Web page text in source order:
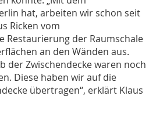
hat, arbeiten wir schon seit
Ricken vom
Restaurierung der Raumschale
an den Wänden aus.
der Zwischendecke waren noch
Diese haben wir auf die
übertragen“, erklärt Klaus